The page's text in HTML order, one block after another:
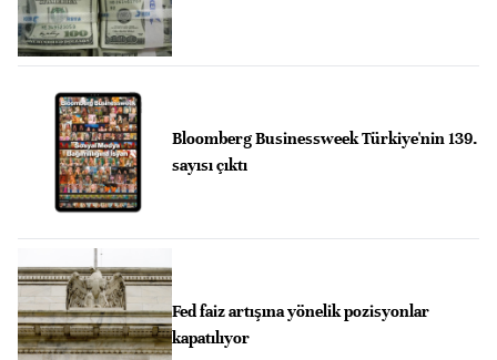
Bloomberg Businessweek Türkiye'nin 139.
sayısı çıktı
Fed faiz artışına yönelik pozisyonlar
kapatılıyor